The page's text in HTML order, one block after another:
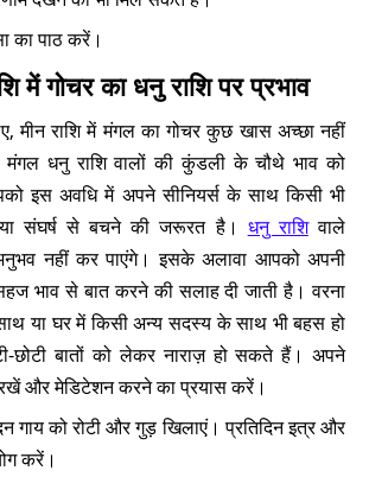
का पाठ करें।
में गोचर का धनु राशि पर प्रभाव
मीन राशि में मंगल का गोचर कुछ खास अच्छा नहीं
धनु राशि वालों की कुंडली के चौथे भाव को
इस अवधि में अपने सीनियर्स के साथ किसी भी
संघर्ष से बचने की जरूरत है। धनु राशिवाले
नहीं कर पाएंगे। इसके अलावा आपको अपनी
भाव से बात करने की सलाह दी जाती है। वरना
या घर में किसी अन्य सदस्य के साथ भी बहस हो
छोटी बातों को लेकर नाराज़ हो सकते हैं। अपने
रखें और मेडिटेशन करने का प्रयास करें।
गाय को रोटी और गुड़ खिलाएं। प्रतिदिन इत्र और
करें।